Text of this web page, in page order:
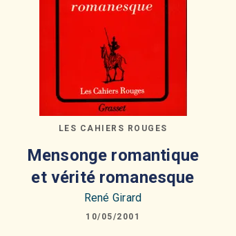
LES CAHIERS ROUGES
Mensonge romantique
et vérité romanesque
René Girard
10/05/2001